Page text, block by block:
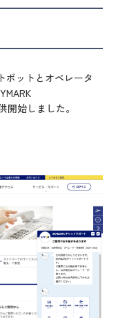
ボットとオペレータ
始しました。